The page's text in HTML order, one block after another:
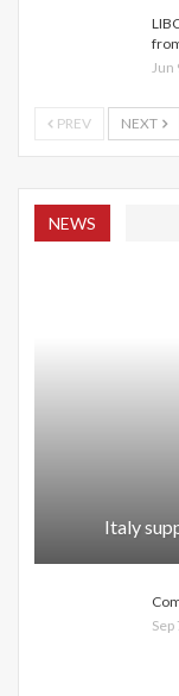
Jun
PREV NEXT
NEWS
Italy